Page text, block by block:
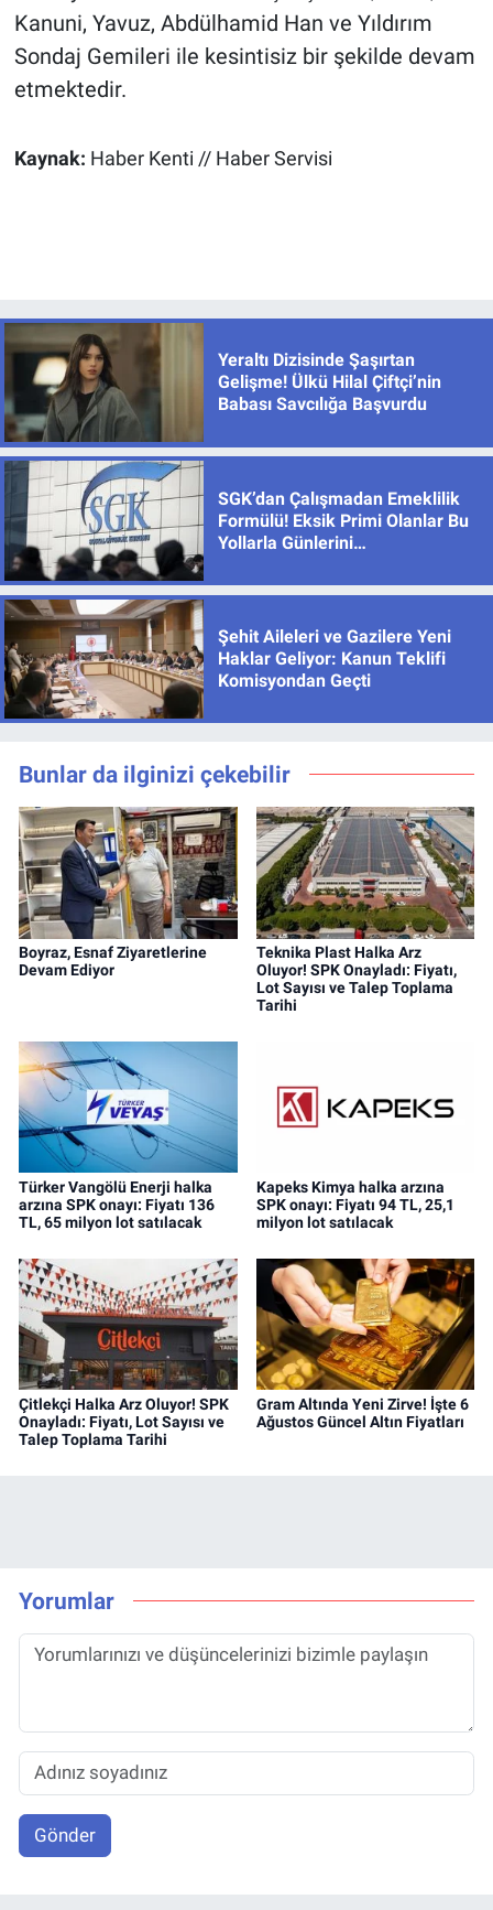
Kanuni, Yavuz, Abdülhamid Han ve Yıldırım
Sondaj Gemileri ile kesintisiz bir şekilde devam
etmektedir.
Kaynak: Haber Kenti // Haber Servisi
Yeraltı Dizisinde Şaşırtan
Gelişme! Ülkü Hilal Çiftçi’nin
Babası Savcılığa Başvurdu
SGK’dan Çalışmadan Emeklilik
Formülü! Eksik Primi Olanlar Bu
Yollarla Günlerini
Şehit Aileleri ve Gazilere Yeni
Haklar Geliyor: Kanun Teklifi
Komisyondan Geçti
Bunlar da ilginizi çekebilir
Boyraz, Esnaf Ziyaretlerine
Devam Ediyor
Teknika Plast Halka Arz
Oluyor! SPK Onayladı: Fiyatı,
Lot Sayısı ve Talep Toplama
Tarihi
Türker Vangölü Enerji halka
arzına SPK onayı: Fiyatı 136
TL, 65 milyon lot satılacak
Kapeks Kimya halka arzına
SPK onayı: Fiyatı 94 TL, 25,1
milyon lot satılacak
Çitlekçi Halka Arz Oluyor! SPK
Onayladı: Fiyatı, Lot Sayısı ve
Talep Toplama Tarihi
Gram Altında Yeni Zirve! İşte 6
Ağustos Güncel Altın Fiyatları
Yorumlar
Gönder